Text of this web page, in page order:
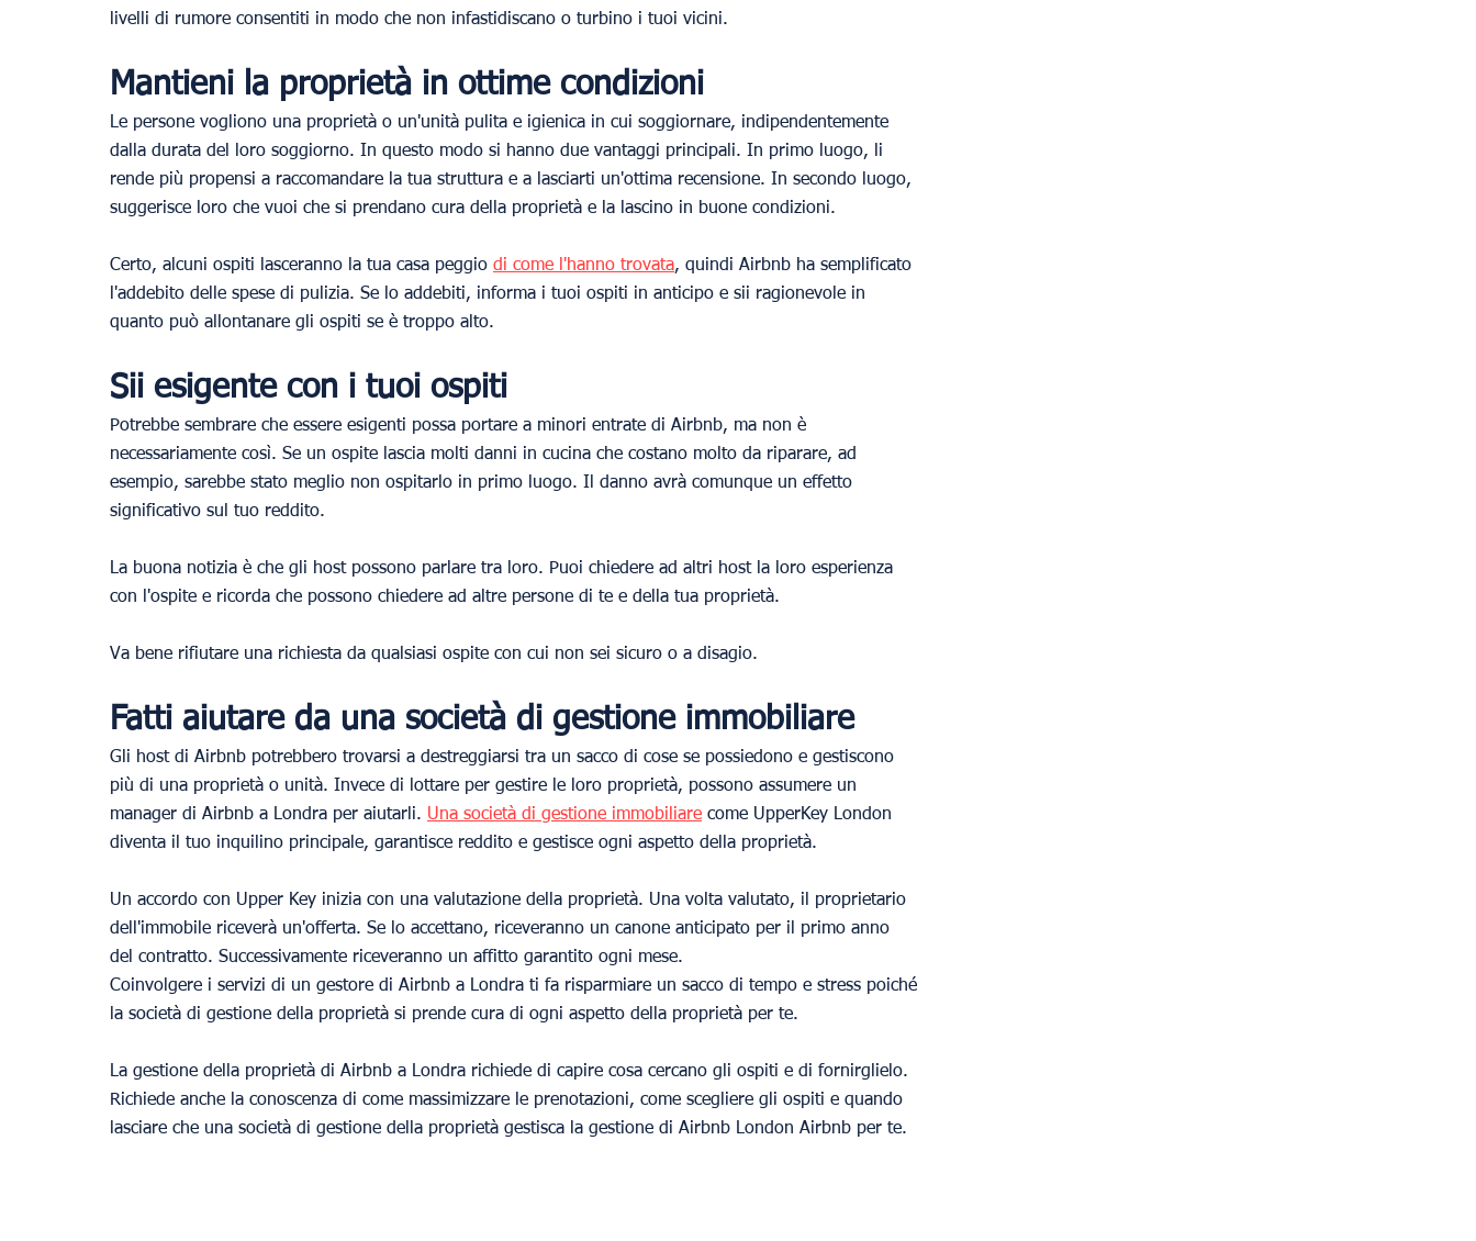
livelli di rumore consentiti in modo che non infastidiscano o turbino i tuoi vicini.
Mantieni la proprietà in ottime condizioni
Le persone vogliono una proprietà o un'unità pulita e igienica in cui soggiornare, indipendentemente
dalla durata del loro soggiorno. In questo modo si hanno due vantaggi principali. In primo luogo, li
rende più propensi a raccomandare la tua struttura e a lasciarti un'ottima recensione. In secondo luogo,
suggerisce loro che vuoi che si prendano cura della proprietà e la lascino in buone condizioni.
Certo, alcuni ospiti lasceranno la tua casa peggio di come l'hanno trovata, quindi Airbnb ha semplificato
l'addebito delle spese di pulizia. Se lo addebiti, informa i tuoi ospiti in anticipo e sii ragionevole in
quanto può allontanare gli ospiti se è troppo alto.
Sii esigente con i tuoi ospiti
Potrebbe sembrare che essere esigenti possa portare a minori entrate di Airbnb, ma non è
necessariamente così. Se un ospite lascia molti danni in cucina che costano molto da riparare, ad
esempio, sarebbe stato meglio non ospitarlo in primo luogo. Il danno avrà comunque un effetto
significativo sul tuo reddito.
La buona notizia è che gli host possono parlare tra loro. Puoi chiedere ad altri host la loro esperienza
con l'ospite e ricorda che possono chiedere ad altre persone di te e della tua proprietà.
Va bene rifiutare una richiesta da qualsiasi ospite con cui non sei sicuro o a disagio.
Fatti aiutare da una società di gestione immobiliare
Gli host di Airbnb potrebbero trovarsi a destreggiarsi tra un sacco di cose se possiedono e gestiscono
più di una proprietà o unità. Invece di lottare per gestire le loro proprietà, possono assumere un
manager di Airbnb a Londra per aiutarli. Una società di gestione immobiliare come UpperKey London
diventa il tuo inquilino principale, garantisce reddito e gestisce ogni aspetto della proprietà.
Un accordo con Upper Key inizia con una valutazione della proprietà. Una volta valutato, il proprietario
dell'immobile riceverà un'offerta. Se lo accettano, riceveranno un canone anticipato per il primo anno
del contratto. Successivamente riceveranno un affitto garantito ogni mese.
Coinvolgere i servizi di un gestore di Airbnb a Londra ti fa risparmiare un sacco di tempo e stress poiché
la società di gestione della proprietà si prende cura di ogni aspetto della proprietà per te.
La gestione della proprietà di Airbnb a Londra richiede di capire cosa cercano gli ospiti e di fornirglielo.
Richiede anche la conoscenza di come massimizzare le prenotazioni, come scegliere gli ospiti e quando
lasciare che una società di gestione della proprietà gestisca la gestione di Airbnb London Airbnb per te.